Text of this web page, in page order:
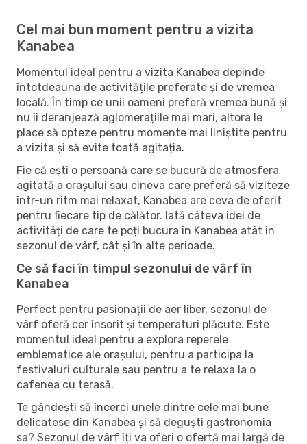
Cel mai bun moment pentru a vizita
Kanabea
Momentul ideal pentru a vizita Kanabea depinde
întotdeauna de activitățile preferate și de vremea
locală. În timp ce unii oameni preferă vremea bună și
nu îi deranjează aglomerațiile mai mari, altora le
place să opteze pentru momente mai liniștite pentru
a vizita și să evite toată agitația.
Fie că ești o persoană care se bucură de atmosfera
agitată a orașului sau cineva care preferă să viziteze
într-un ritm mai relaxat, Kanabea are ceva de oferit
pentru fiecare tip de călător. Iată câteva idei de
activități de care te poți bucura în Kanabea atât în ​​
sezonul de vârf, cât și în alte perioade.
Ce să faci în timpul sezonului de vârf în
Kanabea
Perfect pentru pasionații de aer liber, sezonul de
vârf oferă cer însorit și temperaturi plăcute. Este
momentul ideal pentru a explora reperele
emblematice ale orașului, pentru a participa la
festivaluri culturale sau pentru a te relaxa la o
cafenea cu terasă.
Te gândești să încerci unele dintre cele mai bune
delicatese din Kanabea și să deguști gastronomia
sa? Sezonul de vârf îți va oferi o ofertă mai largă de